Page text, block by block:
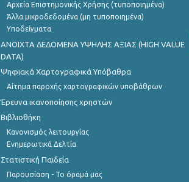
Αρχεία Επιστημονικής Χρήσης (τυποποιημένα)
Άλλα μικροδεδομένα (μη τυποποιημένα)
Υποδείγματα
ANOIXTA ΔΕΔΟΜΕΝΑ ΥΨΗΛΗΣ ΑΞΙΑΣ (HIGH VALUE
DATA)
Ψηφιακά Χαρτογραφικά Υπόβαθρα
Αίτημα παροχής χαρτογραφικών υποβάθρων
Έρευνα ικανοποίησης χρηστών
Βιβλιοθήκη
Κανονισμός λειτουργίας
Ενημερωτικά Δελτία
Στατιστική Παιδεία
Παρουσίαση - Το όραμά μας